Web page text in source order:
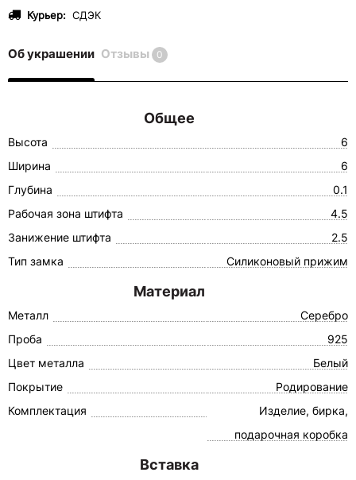
Курьер: СДЭК
Об украшении Отзывы 0
Общее
Высота
6
Ширина
6
Глубина
0.1
Рабочая зона штифта
4.5
Занижение штифта
2.5
Тип замка
Силиконовый прижим
Материал
Металл
Серебро
Проба
925
Цвет металла
Белый
Покрытие
Родирование
Комплектация
Изделие, бирка,
подарочная коробка
Вставка